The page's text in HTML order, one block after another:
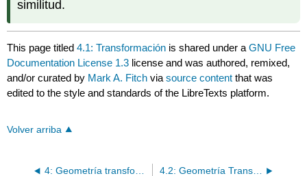
similitud.
This page titled4.1: Transformación is shared under aGNU Free
Documentation License 1.3 license and was authored, remixed,
and/or curated by Mark A. Fitch viasource content that was
edited to the style and standards of the LibreTexts platform.
Volver arriba
4: Geometría transformacional 4.2: Geometría Transformacional Analítica